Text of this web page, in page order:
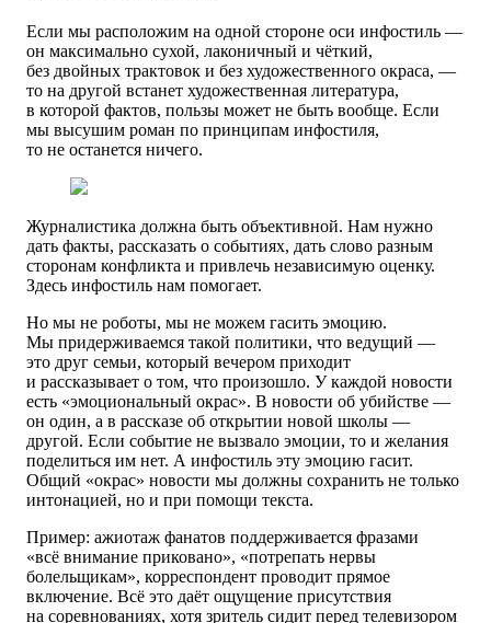
Если мы расположим на одной стороне оси инфостиль —
он максимально сухой, лаконичный и чёткий,
без двойных трактовок и без художественного окраса, —
то на другой встанет художественная литература,
в которой фактов, пользы может не быть вообще. Если
мы высушим роман по принципам инфостиля,
то не останется ничего.
Журналистика должна быть объективной. Нам нужно
дать факты, рассказать о событиях, дать слово разным
сторонам конфликта и привлечь независимую оценку.
Здесь инфостиль нам помогает.
Но мы не роботы, мы не можем гасить эмоцию.
Мы придерживаемся такой политики, что ведущий —
это друг семьи, который вечером приходит
и рассказывает о том, что произошло. У каждой новости
есть «эмоциональный окрас». В новости об убийстве —
он один, а в рассказе об открытии новой школы —
другой. Если событие не вызвало эмоции, то и желания
поделиться им нет. А инфостиль эту эмоцию гасит.
Общий «окрас» новости мы должны сохранить не только
интонацией, но и при помощи текста.
Пример: ажиотаж фанатов поддерживается фразами
«всё внимание приковано», «потрепать нервы
болельщикам», корреспондент проводит прямое
включение. Всё это даёт ощущение присутствия
на соревнованиях, хотя зритель сидит перед телевизором